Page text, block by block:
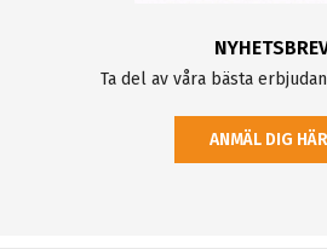
Ta del av våra bästa
ANMÄL DIG